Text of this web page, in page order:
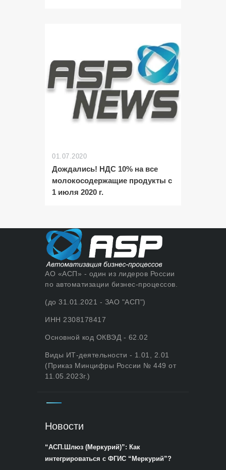
01.07.2020
Дождались! НДС 10% на все
молокосодержащие продукты с
1 июля 2020 г.
АО «АСП» - один из лидеров России
по автоматизации бизнес-процессов.
(до 31.01.2021 - ЗАО "АСП")
ИНН 2308178417
Основной код ОКВЭД - 62.02
Виды ИТ-деятельности - 1.01, 2.01
(Приказ Минцифры России № 449 от
11.05.2023г.)
Новости
“АСП.Шлюз (Меркурий)”: Как
интегрироваться с ФГИС “Меркурий”?